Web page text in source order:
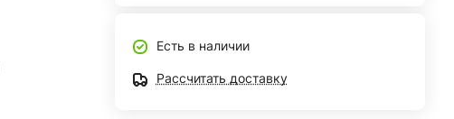
Есть в наличии
Рассчитать доставку